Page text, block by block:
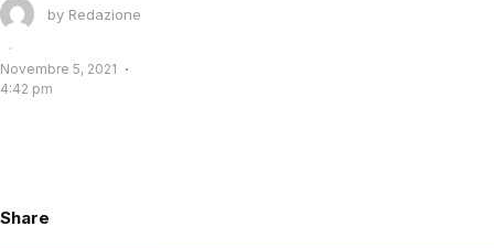
by Redazione
·
Novembre 5, 2021
4:42 pm
Share